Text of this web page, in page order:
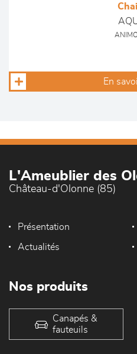
En
L'Ameublier des
Château-d'Olonne (85)
Présentation
Actualités
Nos produits
Canapés &
fauteuils